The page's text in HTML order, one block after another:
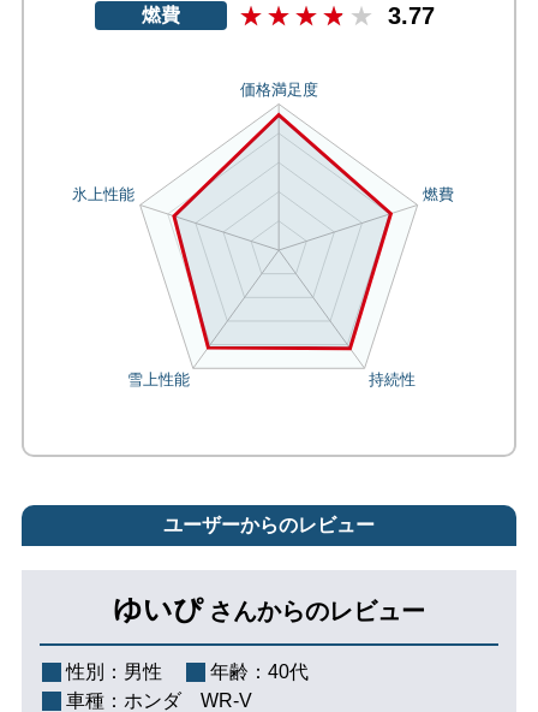
燃費 3.77
ユーザーからのレビュー
ゆいぴ さんからのレビュー
性別： 男性 年齢： 40代
車種： ホンダ WR-V